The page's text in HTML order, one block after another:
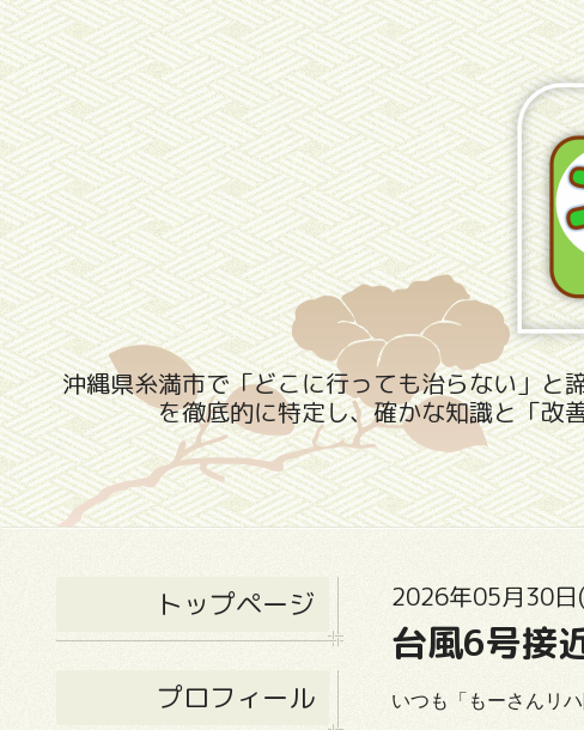
沖縄県糸満市で「どこに行っても治らない」と
を徹底的に特定し、確かな知識と「改
トップページ
プロフィール
2026年05月30
台風6号接
いつも「もーさんリ